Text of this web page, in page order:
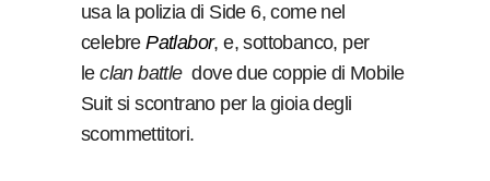
usa la polizia di Side 6, come nel
celebrePatlabor, e, sottobanco, per
leclan battle dove due coppie di Mobile
Suit si scontrano per la gioia degli
scommettitori.